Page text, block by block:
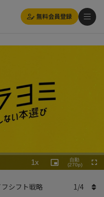
無料会員登録
1x
Rate
Picture-
in-
自動
(270p)
シフト戦略 1/4